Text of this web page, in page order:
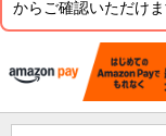
からご確認いただけま